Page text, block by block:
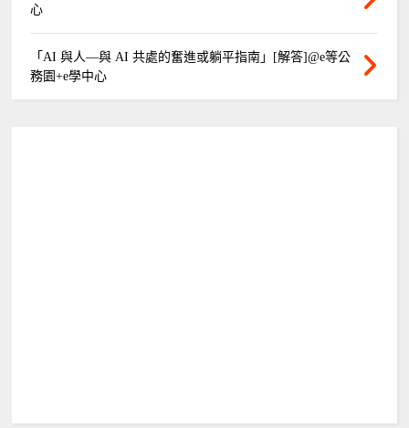
心
「AI 與人—與 AI 共處的奮進或躺平指南」[解答]@e等公
務園+e學中心